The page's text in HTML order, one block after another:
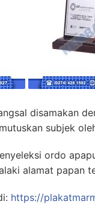
disamakan
subjek
ordo
alamat papan
https://